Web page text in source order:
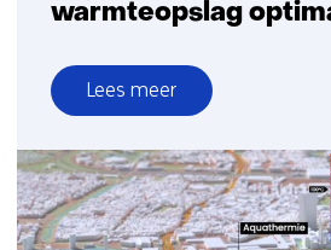
warmteopslag
Lees meer
over
Slimmer
opslaan:
hoe
TNO